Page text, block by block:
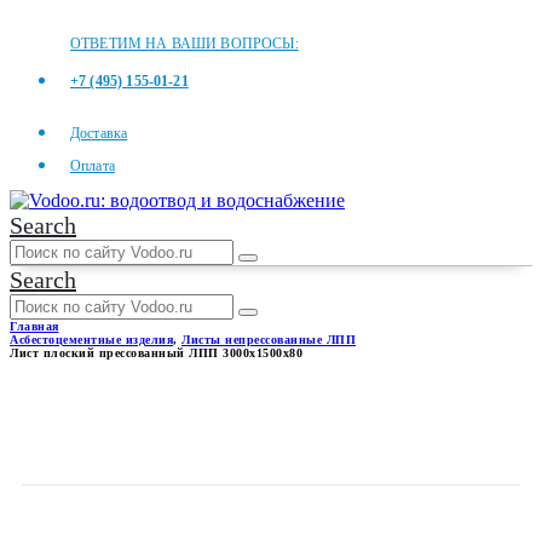
ОТВЕТИМ НА ВАШИ ВОПРОСЫ:
+7 (495) 155-01-21
Доставка
Оплата
Search
Search
Главная
Асбестоцементные изделия, Листы непрессованные ЛПП
Лист плоский прессованный ЛПП 3000x1500x80